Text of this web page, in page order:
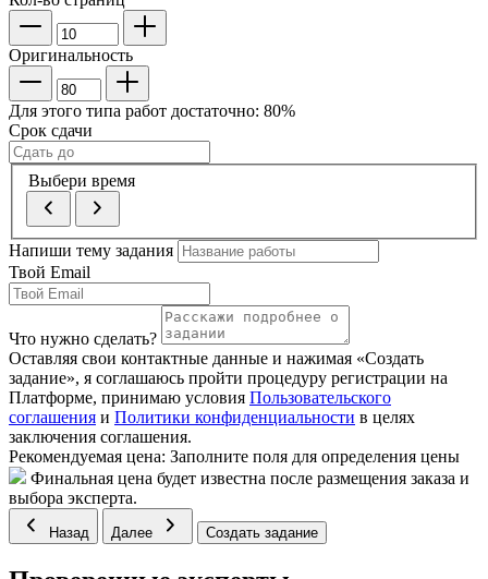
Оригинальность
Для этого типа работ достаточно: 80%
Срок сдачи
Выбери время
Напиши тему задания
Твой Email
Что нужно сделать?
Оставляя свои контактные данные и нажимая «Создать
задание», я соглашаюсь пройти процедуру регистрации на
Платформе, принимаю условия Пользовательского
соглашения и Политики конфиденциальности в целях
заключения соглашения.
Рекомендуемая цена: Заполните поля для определения цены
Финальная цена будет известна после размещения заказа и
выбора эксперта.
Назад Далее Создать задание